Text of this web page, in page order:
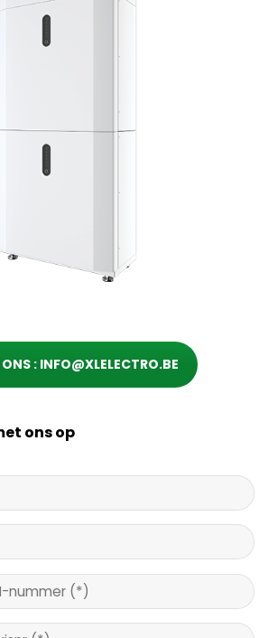
: INFO@XLELECTRO.BE
ons op